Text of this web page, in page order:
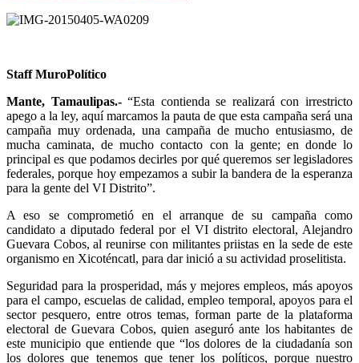
Staff MuroPolítico
Mante, Tamaulipas.-“Esta contienda se realizará con irrestricto
apego a la ley, aquí marcamos la pauta de que esta campaña será una
campaña muy ordenada, una campaña de mucho entusiasmo, de
mucha caminata, de mucho contacto con la gente; en donde lo
principal es que podamos decirles por qué queremos ser legisladores
federales, porque hoy empezamos a subir la bandera de la esperanza
para la gente del VI Distrito”.
A eso se comprometió en el arranque de su campaña como
candidato a diputado federal por el VI distrito electoral, Alejandro
Guevara Cobos, al reunirse con militantes priistas en la sede de este
organismo en Xicoténcatl, para dar inició a su actividad proselitista.
Seguridad para la prosperidad, más y mejores empleos, más apoyos
para el campo, escuelas de calidad, empleo temporal, apoyos para el
sector pesquero, entre otros temas, forman parte de la plataforma
electoral de Guevara Cobos, quien aseguró ante los habitantes de
este municipio que entiende que “los dolores de la ciudadanía son
los dolores que tenemos que tener los políticos, porque nuestro